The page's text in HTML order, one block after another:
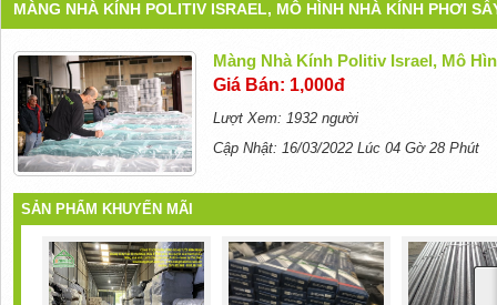
MÀNG NHÀ KÍNH POLITIV ISRAEL, MÔ HÌNH NHÀ KÍNH PHƠI
Màng Nhà Kính Politiv Israel, Mô
Giá Bán: 1,000đ
Lượt Xem: 1932 người
Cập Nhật: 16/03/2022 Lúc 04 Gờ 28 Phút
SẢN PHẨM KHUYẾN MÃI